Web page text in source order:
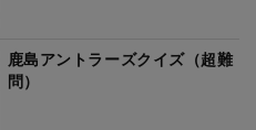
鹿島アントラーズクイズ（超難
問）